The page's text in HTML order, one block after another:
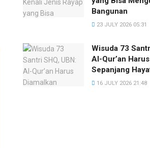
Bangunan
23 JULY 2026 05:31
Wisuda 73
Al-Qur’an
Sepanjang
16 JULY 2026 21:48